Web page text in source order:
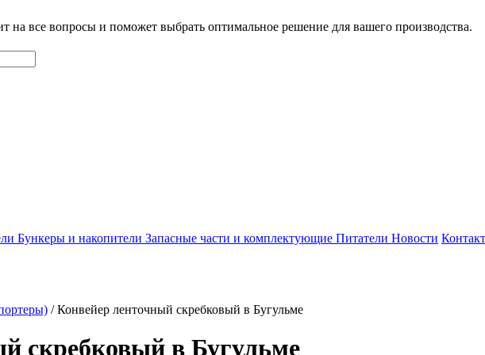
на все вопросы и поможет выбрать оптимальное решение для вашего производства.
Бункеры и накопители Запасные части и комплектующие Питатели Новости
/Конвейер ленточный скребковый в Бугульме
скребковый в Бугульме